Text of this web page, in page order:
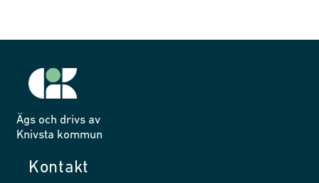
Ägs och drivs av
Knivsta kommun
Kontakt